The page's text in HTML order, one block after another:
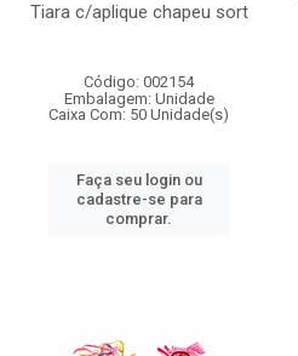
Tiara c/aplique chapeu sort
Código: 002154
Embalagem: Unidade
Caixa Com: 50 Unidade(s)
Faça seu login ou
cadastre-se para
comprar.